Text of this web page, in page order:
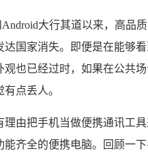
Android大行其道以来，高品
达国家消失。即便是在能够
观也已经过时，如果在公共
点丢人。
理由把手机当做便携通讯工
能齐全的便携电脑。回顾一